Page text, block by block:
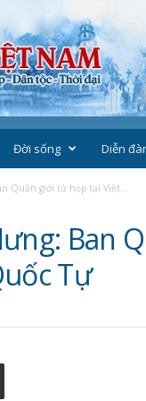
Đời sống Diễn
Quản giới tử họp tại Việt...
Ban
Tự